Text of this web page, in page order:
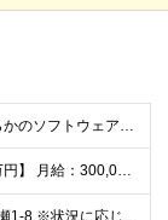
◆Linux環境下において、何らかのソフトウェア開発経験がある方（組み込み・業務システム等） ◆高専卒以上の方
【想定年収：450万円～700万円】 月給：300,000円～400,000円 ◇賞与実績年2回 ◇決算賞与あり ※試用期間3ヶ月（期間中の差異なし） ※残業代全額支給
本社：千葉県千葉市美浜区中瀬1-8 ※状況に応じて週2～3日の在宅勤務可 ※就業場所変更の範囲:当社の定めるところ